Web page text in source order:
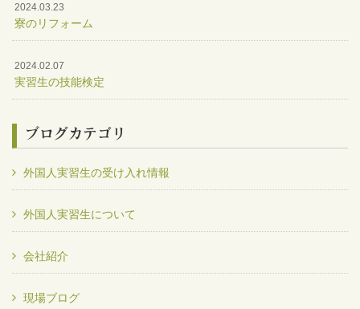
2024.03.23
寮のリフォーム
2024.02.07
実習生の技能検定
ブログカテゴリ
外国人実習生の受け入れ情報
外国人実習生について
会社紹介
現場ブログ